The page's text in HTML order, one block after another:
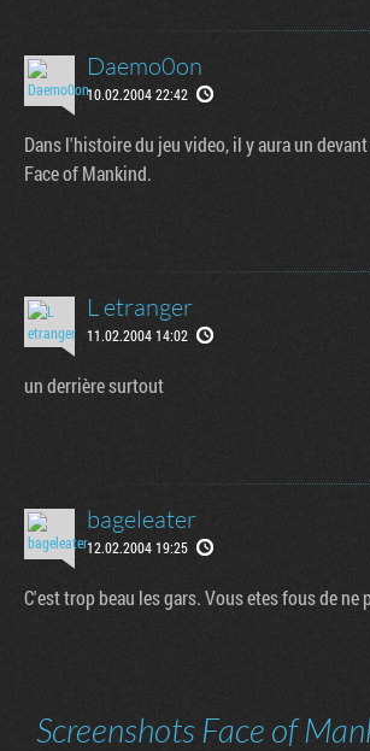
Daemo0on
10.02.2004 22:42
Dans l'histoire du jeu video, il y aura un
Face of Mankind.
L etranger
11.02.2004 14:02
un derrière surtout
bageleater
12.02.2004 19:25
C'est trop beau les gars. Vous etes fous de ne
Screenshots Face of